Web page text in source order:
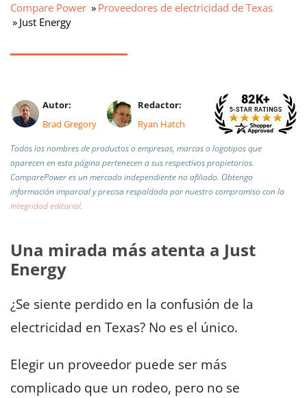
Compare Power
Proveedores de electricidad de Texas
Just Energy
Autor:
Brad Gregory
Redactor:
Ryan Hatch
Todos los nombres de productos o empresas, marcas o logotipos que
aparecen en esta página pertenecen a sus respectivos propietarios.
ComparePower es un mercado independiente no afiliado. Obtenga
información imparcial y precisa respaldada por nuestro compromiso con la
integridad editorial.
Una mirada más atenta a Just
Energy
¿Se siente perdido en la confusión de la
electricidad en Texas? No es el único.
Elegir un proveedor puede ser más
complicado que un rodeo, pero no se